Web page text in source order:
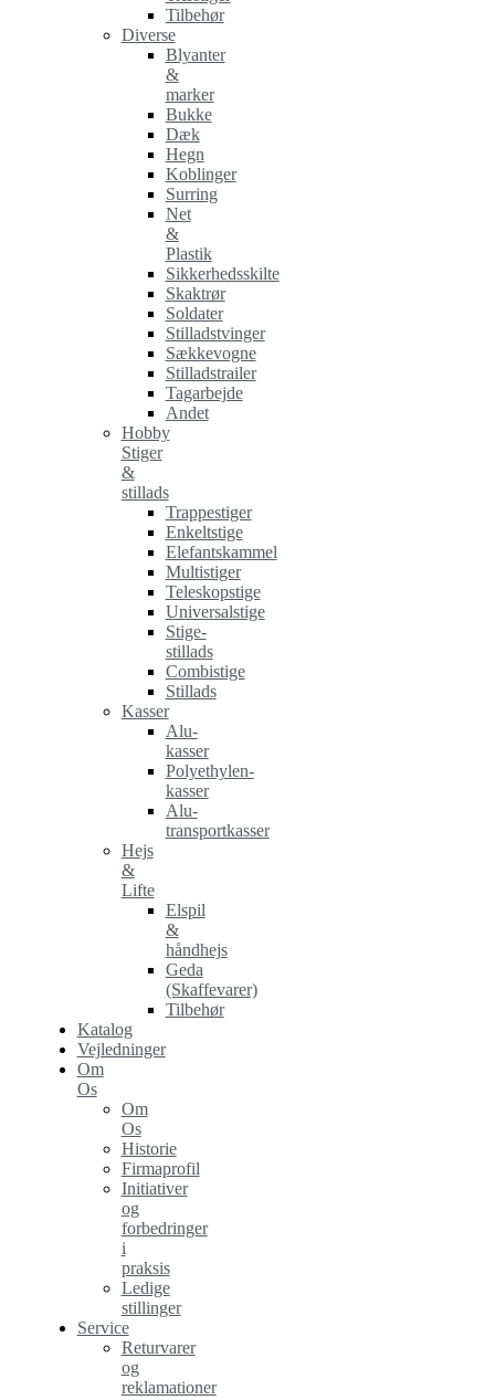
Tilbehør
Diverse
Blyanter
&
marker
Bukke
Dæk
Hegn
Koblinger
Surring
Net
&
Plastik
Sikkerhedsskilte
Skaktrør
Soldater
Stilladstvinger
Sækkevogne
Stilladstrailer
Tagarbejde
Andet
Hobby
Stiger
&
stillads
Trappestiger
Enkeltstige
Elefantskammel
Multistiger
Teleskopstige
Universalstige
Stige-
stillads
Combistige
Stillads
Kasser
Alu-
kasser
Polyethylen-
kasser
Alu-
transportkasser
Hejs
&
Lifte
Elspil
&
håndhejs
Geda
(Skaffevarer)
Tilbehør
Katalog
Vejledninger
Om
Os
Om
Os
Historie
Firmaprofil
Initiativer
og
forbedringer
i
praksis
Ledige
stillinger
Service
Returvarer
og
reklamationer